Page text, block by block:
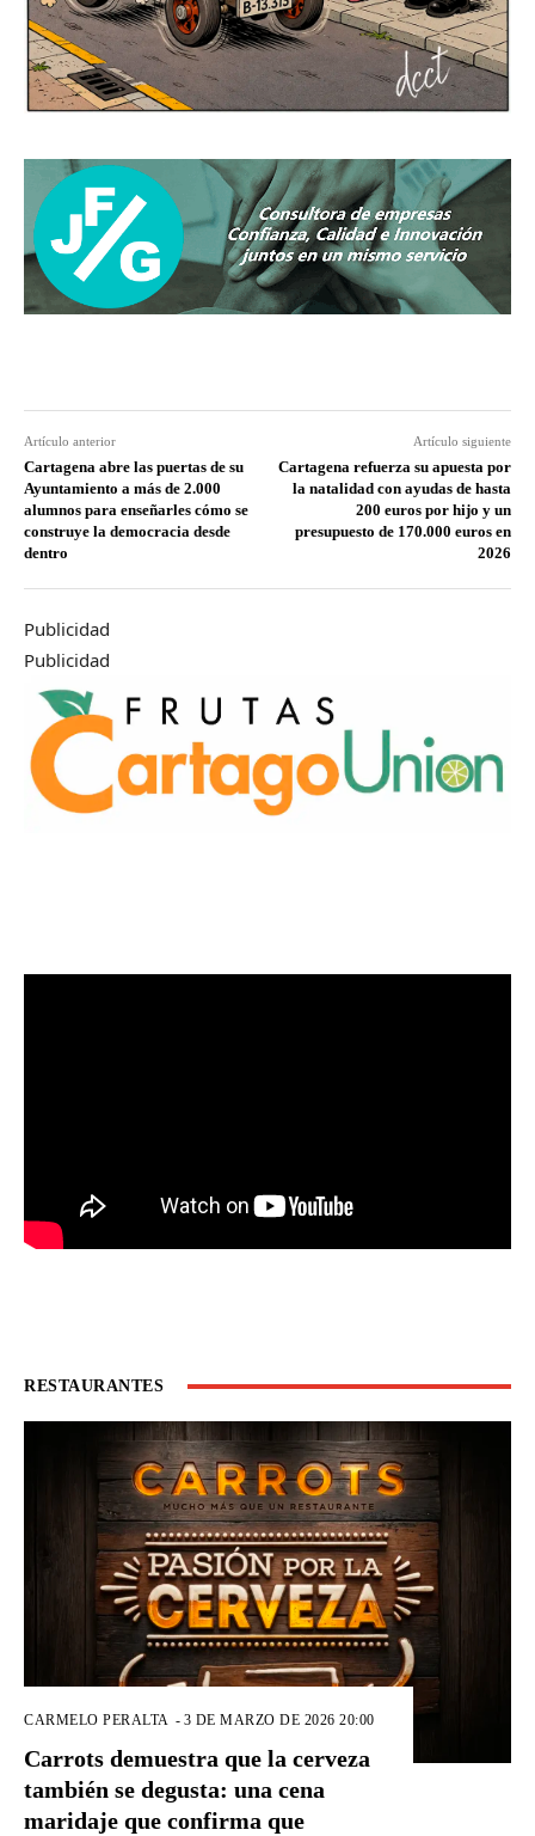
Artículo anterior
Cartagena abre las puertas de su
Ayuntamiento a más de 2.000
alumnos para enseñarles cómo se
construye la democracia desde
dentro
Artículo siguiente
Cartagena refuerza su apuesta por
la natalidad con ayudas de hasta
200 euros por hijo y un
presupuesto de 170.000 euros en
2026
Publicidad
Publicidad
RESTAURANTES
CARMELO PERALTA - 3 DE MARZO DE 2026 20:00
Carrots demuestra que la cerveza
también se degusta: una cena
maridaje que confirma que